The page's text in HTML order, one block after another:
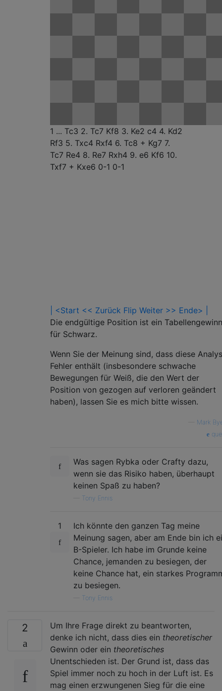
1 ... Tc3 2. Tc7 Kf8 3. Ke2 c4 4. Kd2
Rf3 5. Txc4 Rxf4 6. Tc8 + Kg7 7.
Tc7 Re4 8. Re7 Rxh4 9. e6 Kf6 10.
Txf7 + Kxe6 0-1 0-1
| <Start << Zurück Flip Weiter >> Ende> |
Die endgültige Position ist ein Tabellengewinn
für Schwarz.
Wenn Sie der Meinung sind, dass diese
Fehler enthält (insbesondere schwache
Bewegungen für Weiß, die den Wert der
Position von gezogen auf verloren geändert
haben), lassen Sie es mich bitte wissen.
Mark
Was sagen Rybka oder Crafty dazu,
wenn sie das Risiko haben, überhaupt
keinen Spaß zu haben?
Tony Ennis
1
Ich könnte den ganzen Tag meine
Meinung sagen, aber am Ende bin ich
B-Spieler. Ich habe im Grunde keine
Chance, jemanden zu besiegen, der
keine Chance hat, ein starkes
zu besiegen.
Tony Ennis
2
Um Ihre Frage direkt zu beantworten,
denke ich nicht, dass dies ein theoretischer
Gewinn oder ein theoretisches
Unentschieden ist. Der Grund ist, dass das
Spiel immer noch zu hoch in der Luft ist. Es
mag einen erzwungenen Sieg für die eine